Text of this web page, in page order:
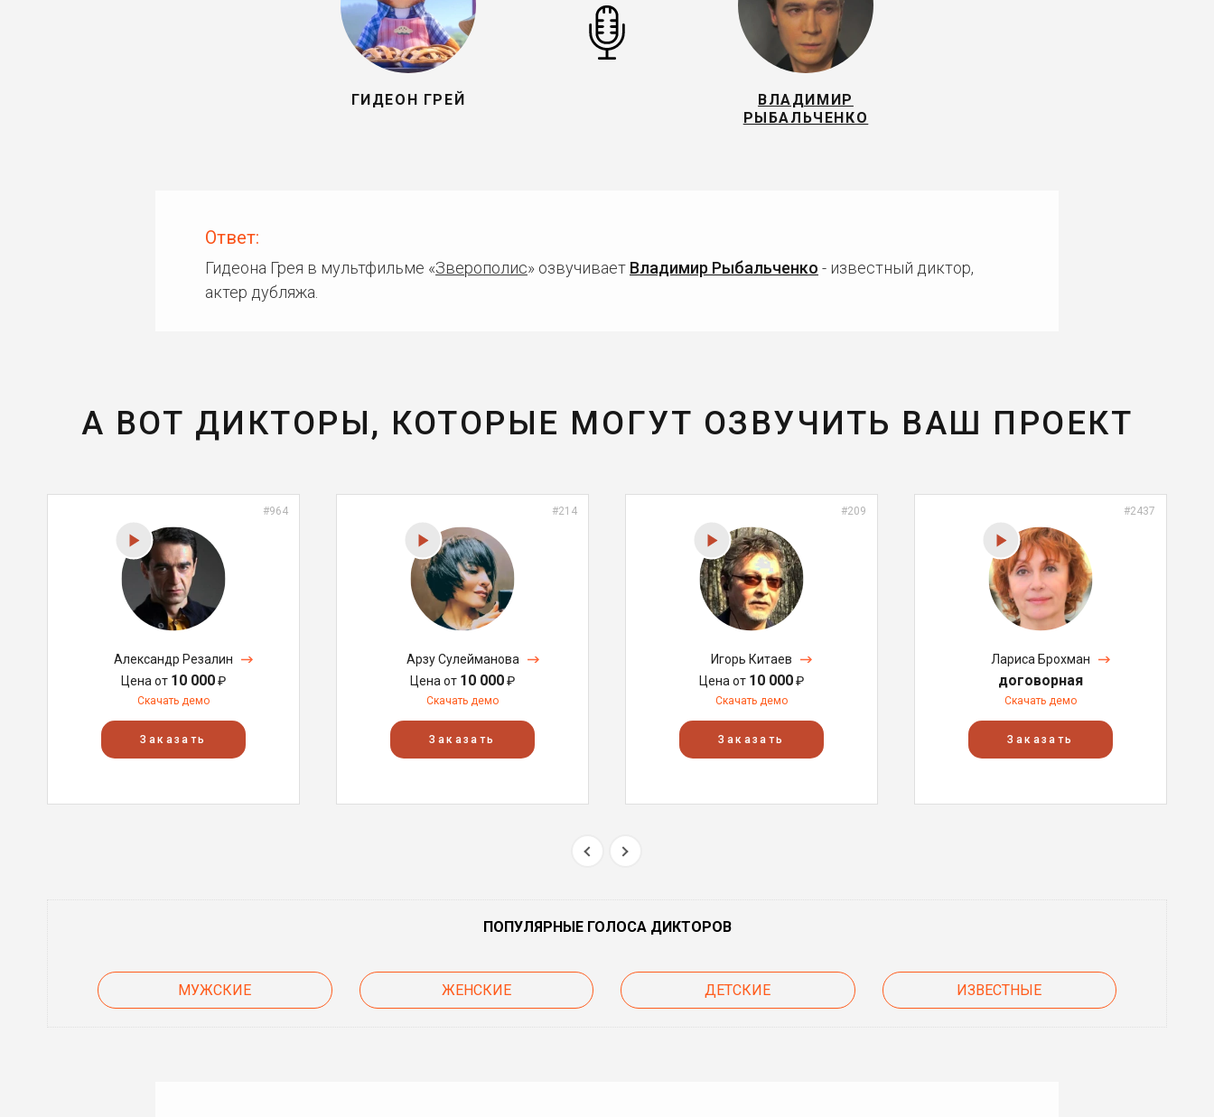
ГИДЕОН ГРЕЙ
ВЛАДИМИР
РЫБАЛЬЧЕНКО
Ответ:
Гидеона Грея в мультфильме «Зверополис» озвучивает Владимир Рыбальченко - известный диктор,
актер дубляжа.
А ВОТ ДИКТОРЫ, КОТОРЫЕ МОГУТ ОЗВУЧИТЬ ВАШ ПРОЕКТ
#964
Александр Резалин
Цена от 10 000₽
Скачать демо
Заказать
#214
Арзу Сулейманова
Цена от 10 000₽
Скачать демо
Заказать
#209
Игорь Китаев
Цена от 10 000₽
Скачать демо
Заказать
#2437
Лариса Брохман
договорная
Скачать демо
Заказать
ПОПУЛЯРНЫЕ ГОЛОСА ДИКТОРОВ
МУЖСКИЕ ЖЕНСКИЕ ДЕТСКИЕ ИЗВЕСТНЫЕ